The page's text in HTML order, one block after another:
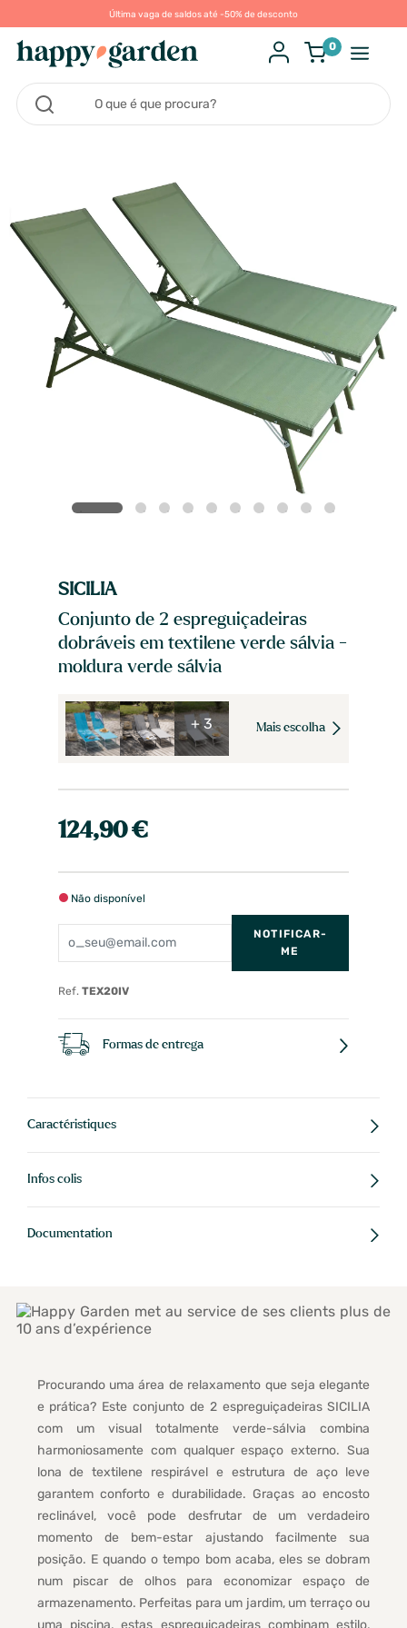
Última vaga de saldos até -50% de desconto
0
SICILIA
Conjunto de 2 espreguiçadeiras
dobráveis em textilene verde sálvia -
moldura verde sálvia
+ 3 Mais escolha
124,90 €
Não disponível
NOTIFICAR-
ME
Ref. TEX20IV
Formas de entrega
Caractéristiques
Infos colis
Documentation
Procurando uma área de relaxamento que seja elegante
e prática? Este conjunto de 2 espreguiçadeiras SICILIA
com um visual totalmente verde-sálvia combina
harmoniosamente com qualquer espaço externo. Sua
lona de textilene respirável e estrutura de aço leve
garantem conforto e durabilidade. Graças ao encosto
reclinável, você pode desfrutar de um verdadeiro
momento de bem-estar ajustando facilmente sua
posição. E quando o tempo bom acaba, eles se dobram
num piscar de olhos para economizar espaço de
armazenamento. Perfeitas para um jardim, um terraço ou
uma piscina, estas espreguiçadeiras combinam estilo,